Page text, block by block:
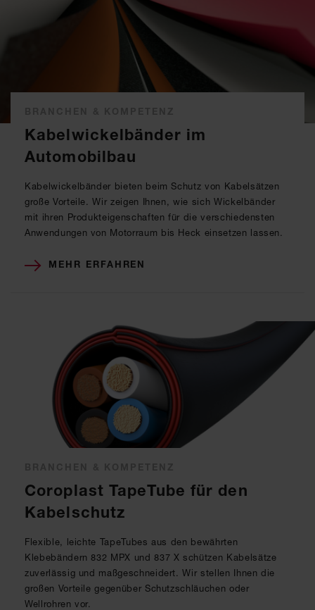
Kabelwickelbänder im
Automobilbau
Kabelwickelbänder bieten beim Schutz von Kabelsätzen
große Vorteile. Wir zeigen Ihnen, wie sich Wickelbänder
mit ihren Produkteigenschaften für die verschiedensten
Anwendungen von Motorraum bis Heck einsetzen lassen.
MEHR ERFAHREN
Coroplast TapeTube für den
Kabelschutz
Flexible, leichte TapeTubes aus den bewährten
Klebebändern 832 MPX und 837 X schützen Kabelsätze
zuverlässig und maßgeschneidert. Wir stellen Ihnen die
großen Vorteile gegenüber Schutzschläuchen oder
Wellrohren vor.